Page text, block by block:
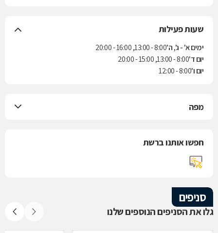
שעות פעילות
ימים א' - ג', ה'8:00 - 13:00, 16:00 - 20:00
יום ד'8:00 - 13:00, 15:00 - 20:00
יום ו'8:00 - 12:00
מפה
חפשו אותנו ברשת
סניפים
גלו את הסניפים הנוספים שלנו